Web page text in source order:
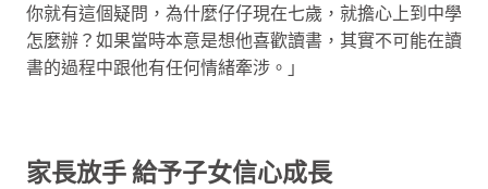
你就有這個疑問，為什麼仔仔現在七歲，就擔心上到中學
怎麼辦？如果當時本意是想他喜歡讀書，其實不可能在讀
書的過程中跟他有任何情緒牽涉。」
家長放手 給予子女信心成長